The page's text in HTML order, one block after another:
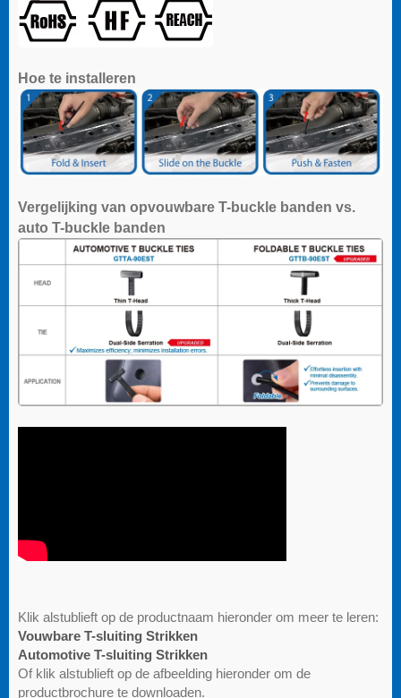
Hoe te installeren
Vergelijking van opvouwbare T-buckle banden vs.
auto T-buckle banden
Klik alstublieft op de productnaam hieronder om meer te leren:
Vouwbare T-sluiting Strikken
Automotive T-sluiting Strikken
Of klik alstublieft op de afbeelding hieronder om de
productbrochure te downloaden.